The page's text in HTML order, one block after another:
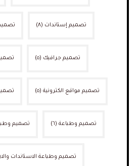
تصميم إستاندات (٨)
تصميم جرافيك (٥)
تصميم مواقع الكترونية (٥)
تصميم وطباعة (٦) تصميم
تصميم وطباعة الاستاندات